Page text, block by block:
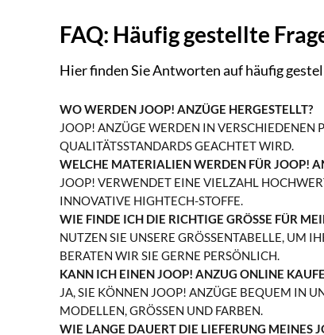
FAQ: Häufig gestellte
Hier finden Sie Antworten auf häufig
WO WERDEN JOOP! ANZÜGE HERGESTELLT?
JOOP! ANZÜGE WERDEN IN VERSCHIEDENEN
QUALITÄTSSTANDARDS GEACHTET WIRD.
WELCHE MATERIALIEN WERDEN FÜR JOOP!
JOOP! VERWENDET EINE VIELZAHL
INNOVATIVE HIGHTECH-STOFFE.
WIE FINDE ICH DIE RICHTIGE GRÖSSE FÜR
NUTZEN SIE UNSERE GRÖSSENTABELLE, UM
ATEN WIR SIE GERNE PERSÖNLICH.
KANN ICH EINEN JOOP! ANZUG ONLINE
JA, SIE KÖNNEN JOOP! ANZÜGE BEQUEM IN
ODELLEN, GRÖSSEN UND FARBEN.
WIE LANGE DAUERT DIE LIEFERUNG MEINES